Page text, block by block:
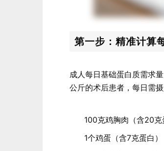
第一步：精准计算
成人每日基础蛋白质需求
公斤的术后患者，每日需
100克鸡胸肉（含20克
1个鸡蛋（含7克蛋白）